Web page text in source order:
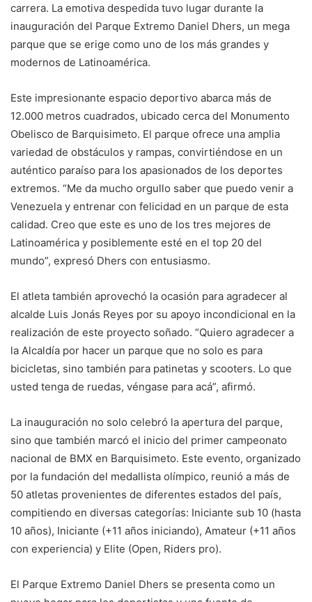
carrera. La emotiva despedida tuvo lugar durante la
inauguración del Parque Extremo Daniel Dhers, un mega
parque que se erige como uno de los más grandes y
modernos de Latinoamérica.
Este impresionante espacio deportivo abarca más de
12.000 metros cuadrados, ubicado cerca del Monumento
Obelisco de Barquisimeto. El parque ofrece una amplia
variedad de obstáculos y rampas, convirtiéndose en un
auténtico paraíso para los apasionados de los deportes
extremos. “Me da mucho orgullo saber que puedo venir a
Venezuela y entrenar con felicidad en un parque de esta
calidad. Creo que este es uno de los tres mejores de
Latinoamérica y posiblemente esté en el top 20 del
mundo”, expresó Dhers con entusiasmo.
El atleta también aprovechó la ocasión para agradecer al
alcalde Luis Jonás Reyes por su apoyo incondicional en la
realización de este proyecto soñado. “Quiero agradecer a
la Alcaldía por hacer un parque que no solo es para
bicicletas, sino también para patinetas y scooters. Lo que
usted tenga de ruedas, véngase para acá”, afirmó.
La inauguración no solo celebró la apertura del parque,
sino que también marcó el inicio del primer campeonato
nacional de BMX en Barquisimeto. Este evento, organizado
por la fundación del medallista olímpico, reunió a más de
50 atletas provenientes de diferentes estados del país,
compitiendo en diversas categorías: Iniciante sub 10 (hasta
10 años), Iniciante (+11 años iniciando), Amateur (+11 años
con experiencia) y Elite (Open, Riders pro).
El Parque Extremo Daniel Dhers se presenta como un